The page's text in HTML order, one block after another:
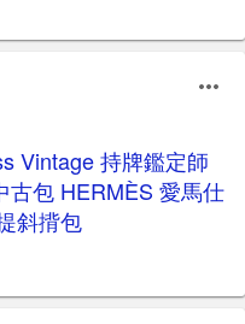
Vintage 持牌鑑定師
古包 HERMÈS 愛馬仕
斜揹包